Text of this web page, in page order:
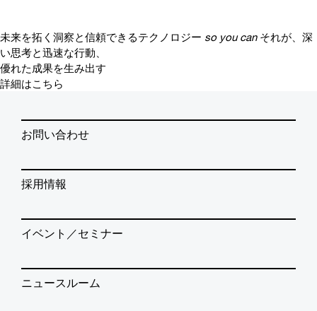
未来を拓く洞察と信頼できるテクノロジー so you can それが、深
い思考と迅速な行動、
優れた成果を生み出す
詳細はこちら
お問い合わせ
採用情報
イベント／セミナー
ニュースルーム